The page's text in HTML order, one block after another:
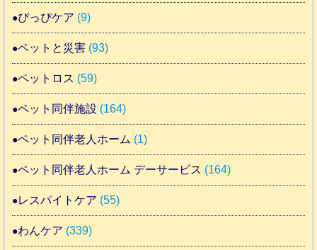
ぴっぴケア (9)
ペットと災害 (93)
ペットロス (59)
ペット同伴施設 (164)
ペット同伴老人ホーム (1)
ペット同伴老人ホーム デーサービス (164)
レスパイトケア (55)
わんケア (339)